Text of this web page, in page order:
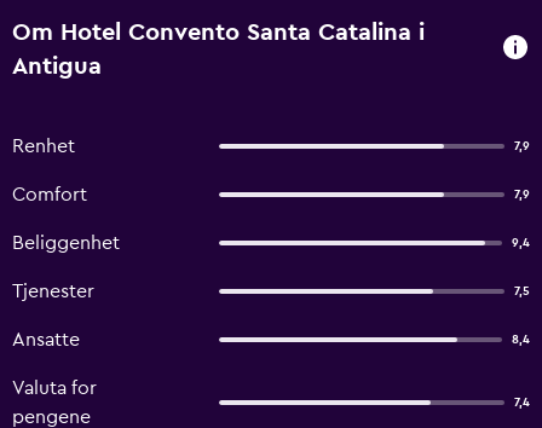
Om Hotel Convento Santa Catalina i
Antigua
Renhet 7,9
Comfort 7,9
Beliggenhet 9,4
Tjenester 7,5
Ansatte 8,4
Valuta for
pengene
7,4